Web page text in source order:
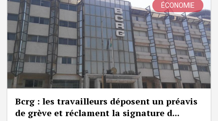
ÉCONOMIE
Bcrg : les travailleurs déposent un préavis
de grève et réclament la signature d...